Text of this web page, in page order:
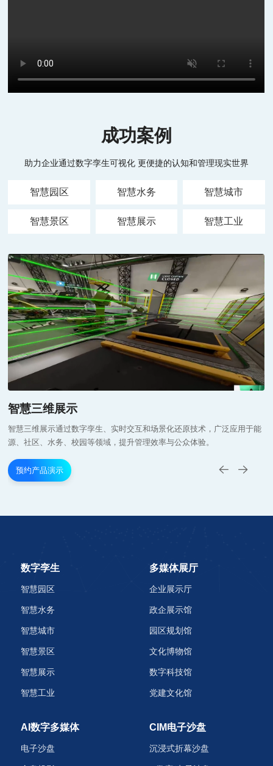
成功案例
助力企业通过数字孪生可视化 更便捷的认知和管理现实世界
智慧园区 智慧水务 智慧城市
智慧景区 智慧展示 智慧工业
智慧三维展示
智慧三维展示通过数字孪生、实时交互和场景化还原技术，广泛应用于能
源、社区、水务、校园等领域，提升管理效率与公众体验。
预约产品演示
数字孪生
智慧园区
智慧水务
智慧城市
智慧景区
智慧展示
智慧工业
多媒体展厅
企业展示厅
政企展示馆
园区规划馆
文化博物馆
数字科技馆
党建文化馆
AI数字多媒体
电子沙盘
CIM电子沙盘
沉浸式折幕沙盘